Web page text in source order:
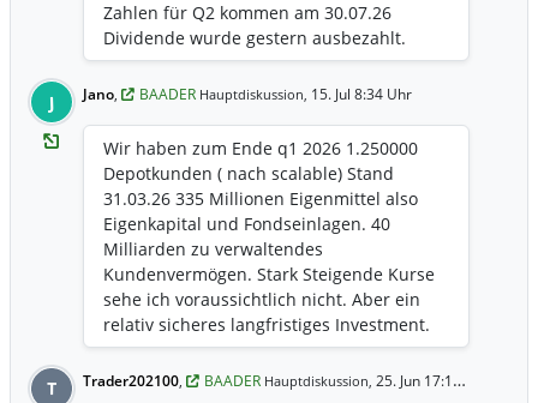
Zahlen für Q2 kommen am 30.07.26
Dividende wurde gestern ausbezahlt.
J Jano, BAADER Hauptdiskussion, 15. Jul 8:34 Uhr
Wir haben zum Ende q1 2026 1.250000
Depotkunden ( nach scalable) Stand
31.03.26 335 Millionen Eigenmittel also
Eigenkapital und Fondseinlagen. 40
Milliarden zu verwaltendes
Kundenvermögen. Stark Steigende Kurse
sehe ich voraussichtlich nicht. Aber ein
relativ sicheres langfristiges Investment.
T Trader202100, BAADER Hauptdiskussion, 25. Jun 17:10 Uhr